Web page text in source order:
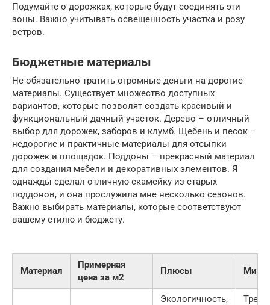
Подумайте о дорожках, которые будут соединять эти
зоны. Важно учитывать освещенность участка и розу
ветров.
Бюджетные материалы
Не обязательно тратить огромные деньги на дорогие
материалы. Существует множество доступных
вариантов, которые позволят создать красивый и
функциональный дачный участок. Дерево – отличный
выбор для дорожек, заборов и клумб. Щебень и песок –
недорогие и практичные материалы для отсыпки
дорожек и площадок. Поддоны – прекрасный материал
для создания мебели и декоративных элементов. Я
однажды сделал отличную скамейку из старых
поддонов, и она прослужила мне несколько сезонов.
Важно выбирать материалы, которые соответствуют
вашему стилю и бюджету.
Материал
Примерная
цена за м2
Плюсы
Экологичность,